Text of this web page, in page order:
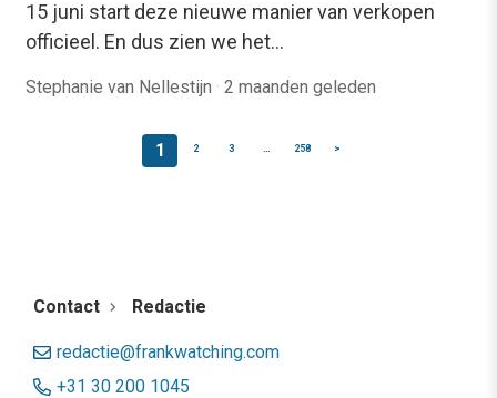
15 juni start deze nieuwe manier van verkopen
officieel. En dus zien we het…
Stephanie van Nellestijn · 2 maanden geleden
1 2 3 258 >
Contact Redactie
redactie@frankwatching.com
+31 30 200 1045